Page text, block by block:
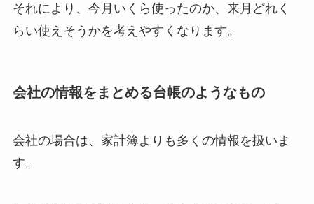
それにより、今月いくら使ったのか、来月どれく
らい使えそうかを考えやすくなります。
会社の情報をまとめる台帳のようなもの
会社の場合は、家計簿よりも多くの情報を扱いま
す。